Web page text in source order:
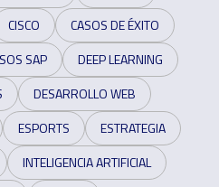
CISCO
CASOS DE ÉXITO
SAP
DEEP LEARNING
DESARROLLO WEB
ESPORTS
ESTRATEGIA
INTELIGENCIA ARTIFICIAL